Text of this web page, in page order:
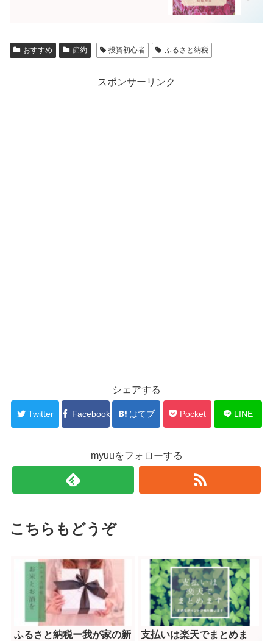
おすすめ 節約 投資初心者 ふるさと納税
スポンサーリンク
シェアする
Twitter Facebook はてブ Pocket LINE
myuuをフォローする
こちらもどうぞ
ふるさと納税ー我が家の新
支払いは楽天でまとめま